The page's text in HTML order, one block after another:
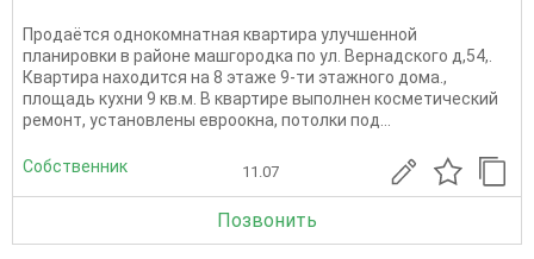
Продаётся однокомнатная квартира улучшенной
планировки в районе машгородка по ул. Вернадского д,54,.
Квартира находится на 8 этаже 9-ти этажного дома.,
площадь кухни 9 кв.м. В квартире выполнен косметический
ремонт, установлены евроокна, потолки под...
Собственник 11.07
Позвонить